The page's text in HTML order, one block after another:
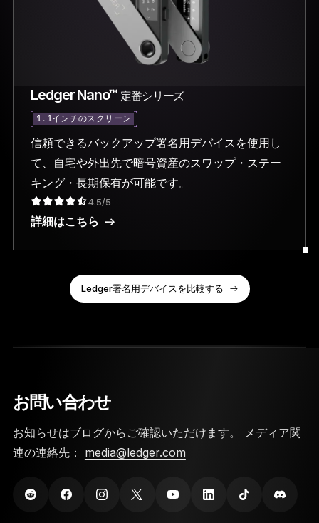
Ledger Nano™ 定番シリーズ
1.1インチのスクリーン
信頼できるバックアップ署名用デバイスを使用し
て、自宅や外出先で暗号資産のスワップ・ステー
キング・長期保有が可能です。
4.5/5
詳細はこちら
Ledger署名用デバイスを比較する
お問い合わせ
お知らせはブログからご確認いただけます。 メディア関
連の連絡先：
media@ledger.com